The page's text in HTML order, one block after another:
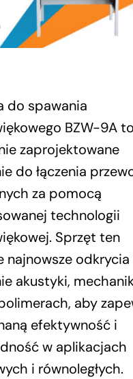
do spawania
BZW-9A to
zaprojektowane
do łączenia
za pomocą
technologii
Sprzęt ten
najnowsze odkrycia
akustyki,
aby
efektywność i
w aplikacjach
i równoległych.